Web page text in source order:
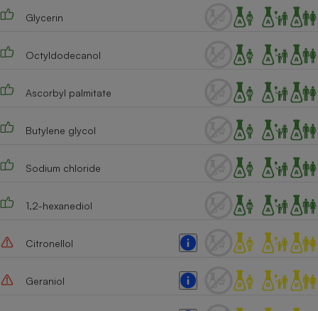
Glycerin
Octyldodecanol
Ascorbyl palmitate
Butylene glycol
Sodium chloride
1,2-hexanediol
Citronellol
Geraniol